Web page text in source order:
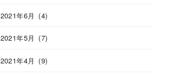
2021年6月 (4)
2021年5月 (7)
2021年4月 (9)